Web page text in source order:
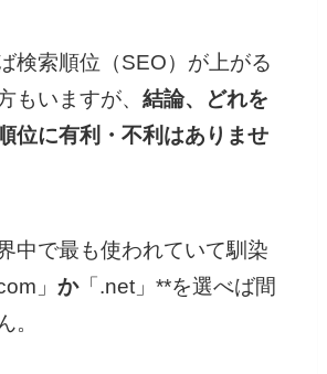
検索順位（SEO）が上がる
もいますが、結論、どれを
位に有利・不利はありませ
中で最も使われていて馴染
」か「.net」**を選べば間
。